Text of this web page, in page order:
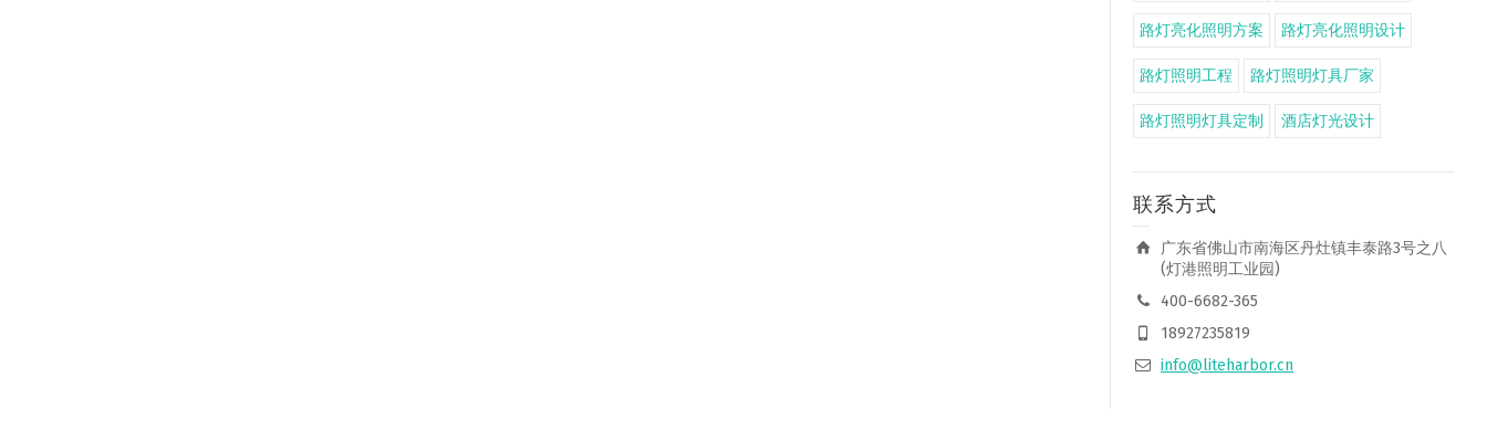
路灯亮化照明方案 路灯亮化照明设计
路灯照明工程 路灯照明灯具厂家
路灯照明灯具定制 酒店灯光设计
联系方式
广东省佛山市南海区丹灶镇丰泰路3号之八
(灯港照明工业园)
400-6682-365
18927235819
info@liteharbor.cn